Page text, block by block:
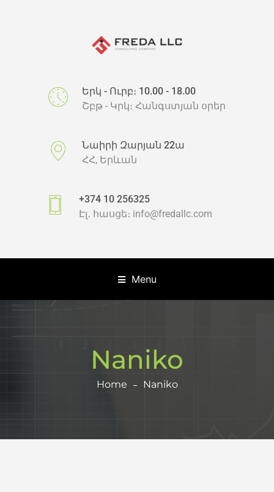
Երկ - Ուրբ։ 10.00 - 18.00
Շբթ - Կրկ։ Հանգստյան օրեր
Նաիրի Զարյան 22ա
ՀՀ, Երևան
+374 10 256325
Էլ․ հասցե։ info@fredallc.com
Menu
Naniko
Home Naniko